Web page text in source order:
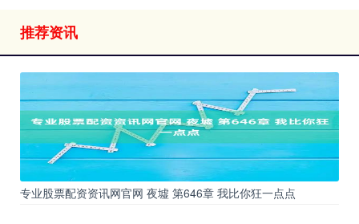
推荐资讯
专业股票配资资讯网官网 夜墟 第646章 我比你狂一点点